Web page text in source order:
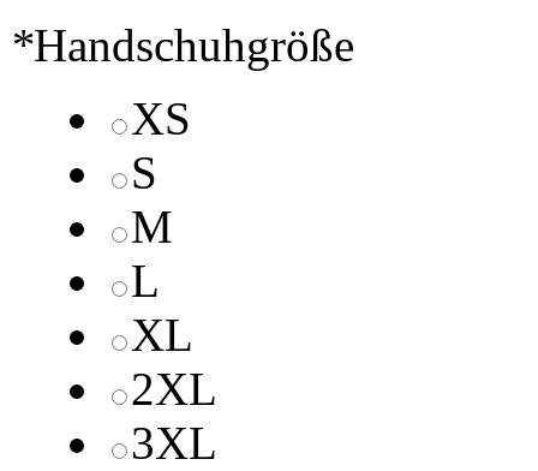
*Handschuhgröße
XS
S
M
L
XL
2XL
3XL